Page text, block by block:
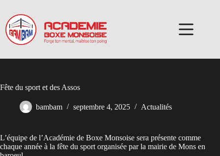
contenu
Fête du sport et des Assos
bambam septembre 4, 2025 Actualités
L’équipe de l’Académie de Boxe Monsoise sera présente comme
chaque année à la fête du sport organisée par la mairie de Mons en